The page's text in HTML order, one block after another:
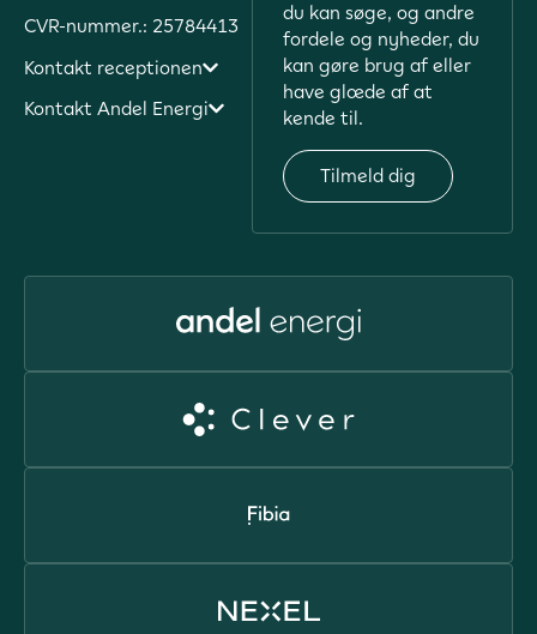
CVR-nummer.: 25784413
Kontakt receptionen
Kontakt Andel Energi
du kan søge, og andre
fordele og nyheder, du
kan gøre brug af eller
have glæde af at
kende til.
Tilmeld dig